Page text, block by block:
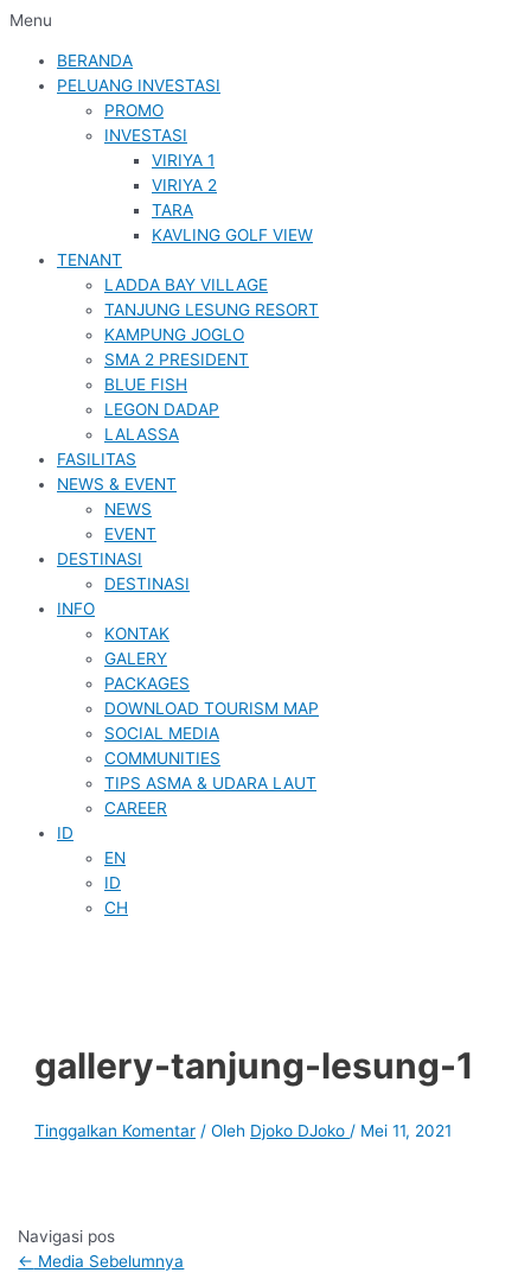
Menu
BERANDA
PELUANG INVESTASI
PROMO
INVESTASI
VIRIYA 1
VIRIYA 2
TARA
KAVLING GOLF VIEW
TENANT
LADDA BAY VILLAGE
TANJUNG LESUNG RESORT
KAMPUNG JOGLO
SMA 2 PRESIDENT
BLUE FISH
LEGON DADAP
LALASSA
FASILITAS
NEWS & EVENT
NEWS
EVENT
DESTINASI
DESTINASI
INFO
KONTAK
GALERY
PACKAGES
DOWNLOAD TOURISM MAP
SOCIAL MEDIA
COMMUNITIES
TIPS ASMA & UDARA LAUT
CAREER
ID
EN
ID
CH
gallery-tanjung-lesung-1
Tinggalkan Komentar / Oleh Djoko DJoko / Mei 11, 2021
Navigasi pos
← Media Sebelumnya